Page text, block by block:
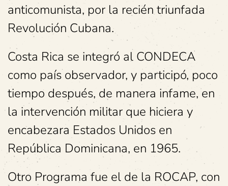
anticomunista, por la recién triunfada
Revolución Cubana.
Costa Rica se integró al CONDECA
como país observador, y participó, poco
tiempo después, de manera infame, en
la intervención militar que hiciera y
encabezara Estados Unidos en
República Dominicana, en 1965.
Otro Programa fue el de la ROCAP, con